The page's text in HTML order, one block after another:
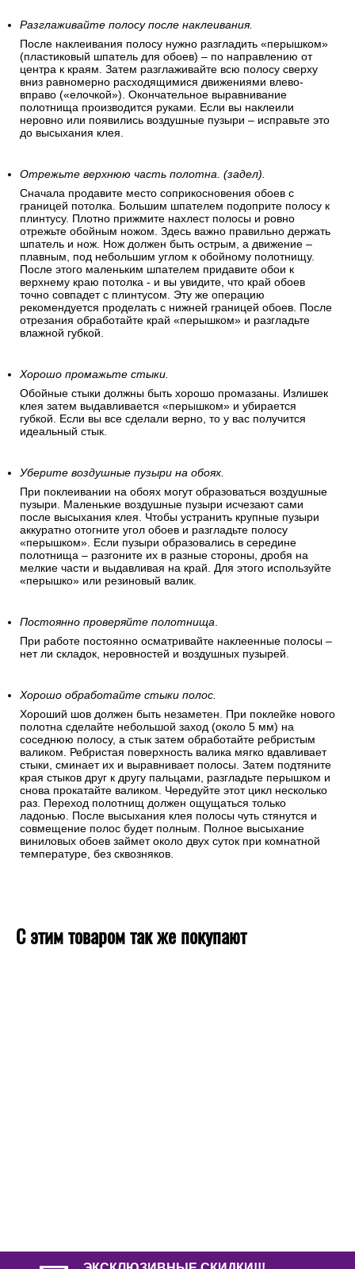
Разглаживайте полосу после наклеивания.
После наклеивания полосу нужно разгладить «перышком»
(пластиковый шпатель для обоев) – по направлению от
центра к краям. Затем разглаживайте всю полосу сверху
вниз равномерно расходящимися движениями влево-
вправо («елочкой»). Окончательное выравнивание
полотнища производится руками. Если вы наклеили
неровно или появились воздушные пузыри – исправьте это
до высыхания клея.
Отрежьте верхнюю часть полотна. (задел).
Сначала продавите место соприкосновения обоев с
границей потолка. Большим шпателем подоприте полосу к
плинтусу. Плотно прижмите нахлест полосы и ровно
отрежьте обойным ножом. Здесь важно правильно держать
шпатель и нож. Нож должен быть острым, а движение –
плавным, под небольшим углом к обойному полотнищу.
После этого маленьким шпателем придавите обои к
верхнему краю потолка - и вы увидите, что край обоев
точно совпадет с плинтусом. Эту же операцию
рекомендуется проделать с нижней границей обоев. После
отрезания обработайте край «перышком» и разгладьте
влажной губкой.
Хорошо промажьте стыки.
Обойные стыки должны быть хорошо промазаны. Излишек
клея затем выдавливается «перышком» и убирается
губкой. Если вы все сделали верно, то у вас получится
идеальный стык.
Уберите воздушные пузыри на обоях.
При поклеивании на обоях могут образоваться воздушные
пузыри. Маленькие воздушные пузыри исчезают сами
после высыхания клея. Чтобы устранить крупные пузыри
аккуратно отогните угол обоев и разгладьте полосу
«перышком». Если пузыри образовались в середине
полотнища – разгоните их в разные стороны, дробя на
мелкие части и выдавливая на край. Для этого используйте
«перышко» или резиновый валик.
Постоянно проверяйте полотнища.
При работе постоянно осматривайте наклеенные полосы –
нет ли складок, неровностей и воздушных пузырей.
Хорошо обработайте стыки полос.
Хороший шов должен быть незаметен. При поклейке нового
полотна сделайте небольшой заход (около 5 мм) на
соседнюю полосу, а стык затем обработайте ребристым
валиком. Ребристая поверхность валика мягко вдавливает
стыки, сминает их и выравнивает полосы. Затем подтяните
края стыков друг к другу пальцами, разгладьте перышком и
снова прокатайте валиком. Чередуйте этот цикл несколько
раз. Переход полотнищ должен ощущаться только
ладонью. После высыхания клея полосы чуть стянутся и
совмещение полос будет полным. Полное высыхание
виниловых обоев займет около двух суток при комнатной
температуре, без сквозняков.
С этим товаром так же покупают